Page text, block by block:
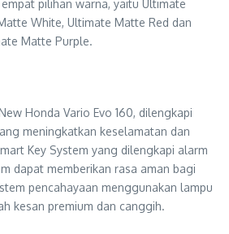
pilihan warna, yaitu Ultimate
White, Ultimate Matte Red dan
Matte Purple.
Honda Vario Evo 160, dilengkapi
meningkatkan keselamatan dan
Key System yang dilengkapi alarm
dapat memberikan rasa aman bagi
pencahayaan menggunakan lampu
kesan premium dan canggih.